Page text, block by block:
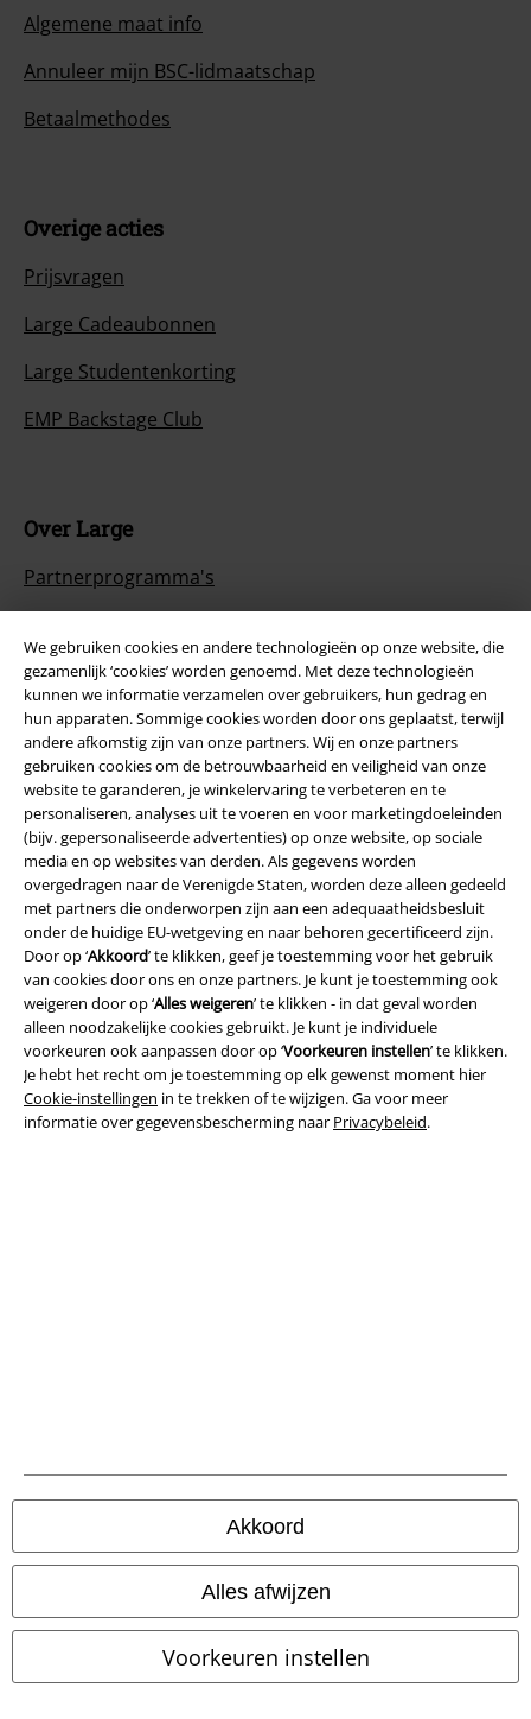
We gebruiken cookies en andere technologieën op onze website, die
gezamenlijk ‘cookies’ worden genoemd. Met deze technologieën
kunnen we informatie verzamelen over gebruikers, hun gedrag en
hun apparaten. Sommige cookies worden door ons geplaatst, terwijl
andere afkomstig zijn van onze partners. Wij en onze partners
gebruiken cookies om de betrouwbaarheid en veiligheid van onze
website te garanderen, je winkelervaring te verbeteren en te
personaliseren, analyses uit te voeren en voor marketingdoeleinden
(bijv. gepersonaliseerde advertenties) op onze website, op sociale
media en op websites van derden. Als gegevens worden
overgedragen naar de Verenigde Staten, worden deze alleen gedeeld
met partners die onderworpen zijn aan een adequaatheidsbesluit
onder de huidige EU-wetgeving en naar behoren gecertificeerd zijn.
Door op ‘Akkoord’ te klikken, geef je toestemming voor het gebruik
van cookies door ons en onze partners. Je kunt je toestemming ook
weigeren door op ‘Alles weigeren’ te klikken - in dat geval worden
alleen noodzakelijke cookies gebruikt. Je kunt je individuele
voorkeuren ook aanpassen door op ‘Voorkeuren instellen’ te klikken.
Je hebt het recht om je toestemming op elk gewenst moment hier
Cookie-instellingen in te trekken of te wijzigen. Ga voor meer
informatie over gegevensbescherming naar Privacybeleid.
Akkoord
Alles afwijzen
Voorkeuren instellen
Algemene maat info
Annuleer mijn BSC-lidmaatschap
Betaalmethodes
Overige acties
Prijsvragen
Large Cadeaubonnen
Large Studentenkorting
EMP Backstage Club
Over Large
Partnerprogramma's
Word lid van onze online community!
Betaalmethodes
A Warner Music Group Company